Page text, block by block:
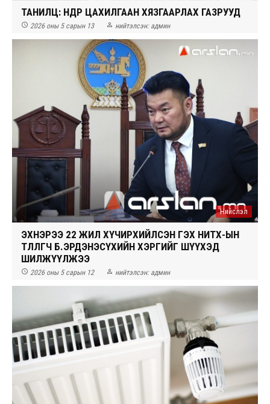
ТАНИЛЦ: ӨНӨӨДӨР ЦАХИЛГААН ХЯЗГААРЛАХ ГАЗРУУД
 2026 оны 5 сарын 13  нийтэлсэн: админ
Нийслэл
ЭХНЭРЭЭ 22 ЖИЛ ХҮЧИРХИЙЛСЭН ГЭХ НИТХ-ЫН
ТӨЛӨӨЛӨГЧ Б.ЭРДЭНЭСҮХИЙН ХЭРГИЙГ ШҮҮХЭД
ШИЛЖҮҮЛЖЭЭ
 2026 оны 5 сарын 12  нийтэлсэн: админ